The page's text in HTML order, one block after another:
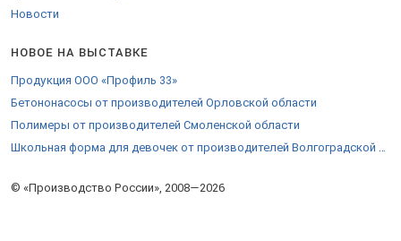
© «Производство России», 2008—2026
Новости
НОВОЕ НА ВЫСТАВКЕ
Продукция ООО «Профиль 33»
Бетононасосы от производителей Орловской области
Полимеры от производителей Смоленской области
Школьная форма для девочек от производителей Волгоградской области